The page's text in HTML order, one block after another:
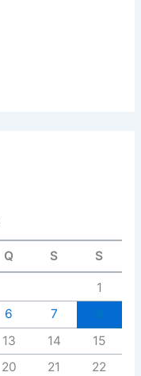
Q S S
1
6 7
13 14
15
20 21
22